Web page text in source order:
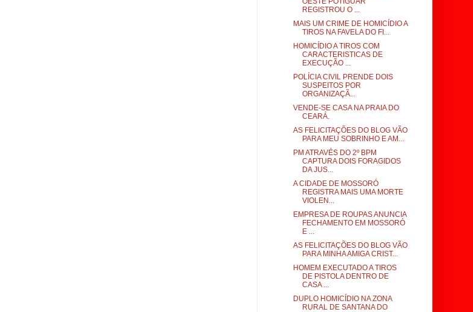
REGISTROU O ...
MAIS UM CRIME DE HOMICÍDIO A
TIROS NA FAVELA DO FI...
HOMICÍDIO A TIROS COM
CARACTERISTICAS DE
EXECUÇÃO ...
POLÍCIA CIVIL PRENDE DOIS
SUSPEITOS POR
ORGANIZAÇÃ...
VENDE-SE CASA NA PRAIA DO
CEARÁ.
AS FELICITAÇÕES DO BLOG VÃO
PARA MEU SOBRINHO E AM...
PM ATRAVÉS DO 2º BPM
CAPTURA DOIS FORAGIDOS
DA JUS...
A CIDADE DE MOSSORÓ
REGISTRA MAIS UMA MORTE
VIOLEN...
EMPRESA DE ROUPAS ANUNCIA
FECHAMENTO EM MOSSORÓ
E ...
AS FELICITAÇÕES DO BLOG VÃO
PARA MINHA AMIGA CRIST...
HOMEM EXECUTADO A TIROS
DE PISTOLA DENTRO DE
CASA ...
DUPLO HOMICÍDIO NA ZONA
RURAL DE SANTANA DO